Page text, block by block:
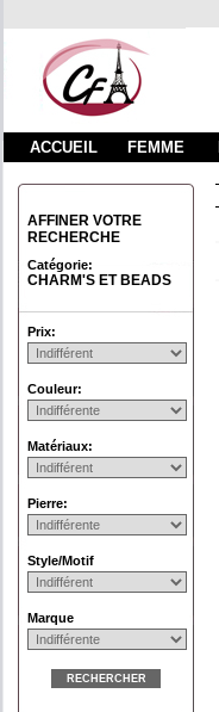
ACCUEIL FEMME
AFFINER VOTRE
RECHERCHE
Catégorie:
CHARM'S ET BEADS
Prix:
Couleur:
Matériaux:
Pierre:
Style/Motif
Marque
RECHERCHER